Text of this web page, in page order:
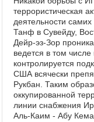
террористическая
деятельности
Танф в Сувейду,
Дейр-эз-Зор
ведется в том
контролируется
США всячески
Рукбан. Таким
оккупированной
линии снабжения
Аль-Каим - Абу